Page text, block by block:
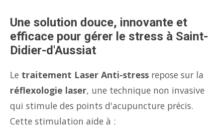
Une solution douce, innovante et
efficace pour gérer le stress à Saint-
Didier-d'Aussiat
Le traitement Laser Anti-stress repose sur la
réflexologie laser, une technique non invasive
qui stimule des points d'acupuncture précis.
Cette stimulation aide à :